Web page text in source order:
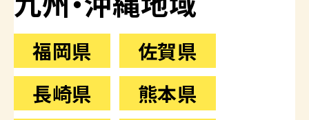
福岡県
佐賀県
長崎県
熊本県